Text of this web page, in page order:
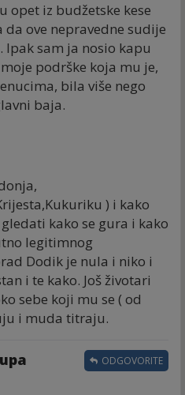
opet iz budžetske kese
ove nepravedne sudije
Ipak sam ja nosio kapu
podrške koja mu je,
bila više nego
baja.
) i kako
kako se gura i kako
legitimnog
Dodik je nula i niko i
i te kako. Još životari
sebe koji mu se ( od
i muda titraju.
ODGOVORITE